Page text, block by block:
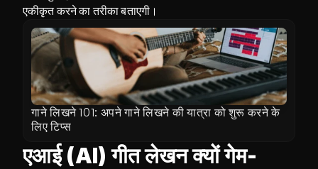
एकीकृत करने का तरीका बताएगी।
गाने लिखने 101: अपने गाने लिखने की यात्रा को शुरू करने के
लिए टिप्स
एआई (AI) गीत लेखन क्यों गेम-